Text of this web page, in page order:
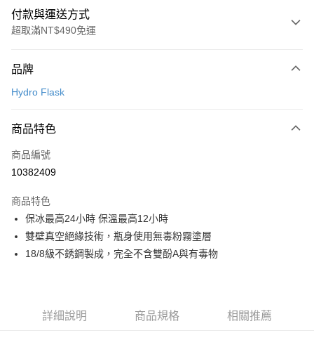
付款與運送方式
超取滿NT$490免運
信用卡一次付款
3 期 0 利率 每期
合作金庫商業銀行
上海商業儲蓄銀行
臺灣中小企業銀行
匯豐（台灣）商業銀行
聯邦商業銀行
遠東國際商業銀行
元大商業銀行
永豐商業銀行
超商取貨付款
LINE Pay
Apple Pay
ATM付款
品牌
Hydro Flask
商品特色
商品編號
10382409
商品特色
保冰最高24小時 保溫最高12小時
雙壁真空絕緣技術，瓶身使用無毒粉霧塗層
18/8級不銹鋼製成，完全不含雙酚A與有毒物
詳細說明 商品規格 相關推薦